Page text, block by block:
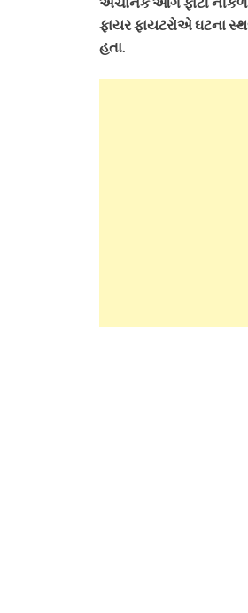
ફાયર ફાયટરોએ ઘટના
હતા.